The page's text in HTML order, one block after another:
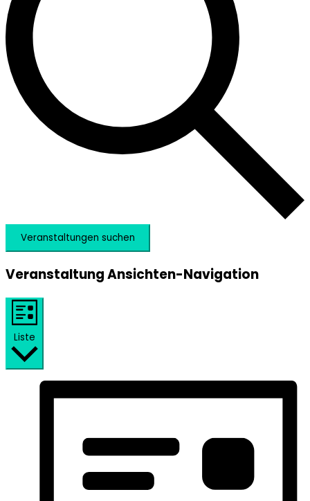
Veranstaltungen suchen
Veranstaltung Ansichten-Navigation
Liste